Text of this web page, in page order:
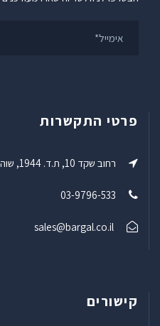
פרטי התקשרות
רחוב שקד 10, ת.ד. 1944, שוהם, 6085102
sales@bargal.co.il
קישורים